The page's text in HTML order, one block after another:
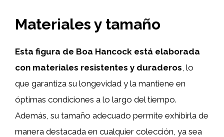
Materiales y tamaño
Esta figura de Boa Hancock está elaborada
con materiales resistentes y duraderos , lo
que garantiza su longevidad y la mantiene en
óptimas condiciones a lo largo del tiempo.
Además, su tamaño adecuado permite exhibirla de
manera destacada en cualquier colección, ya sea